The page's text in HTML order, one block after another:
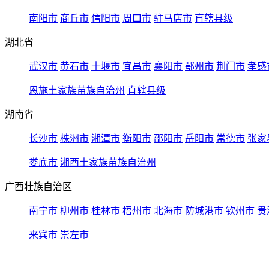
南阳市 商丘市 信阳市 周口市 驻马店市 直辖县级
湖北省
武汉市 黄石市 十堰市 宜昌市 襄阳市 鄂州市 荆门市 孝感
恩施土家族苗族自治州 直辖县级
湖南省
长沙市 株洲市 湘潭市 衡阳市 邵阳市 岳阳市 常德市 张家
娄底市 湘西土家族苗族自治州
广西壮族自治区
南宁市 柳州市 桂林市 梧州市 北海市 防城港市 钦州市 贵
来宾市 崇左市